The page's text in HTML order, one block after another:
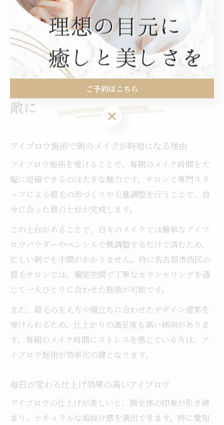
クが楽になった」といった体験談も寄せられており、プ
ロの技術とアドバイスが自信につながることが分かりま
す。
アイブロウ施術で毎日をもっと素
敵に
アイブロウ施術で朝のメイクが時短になる理由
アイブロウ施術を受けることで、毎朝のメイク時間を大
幅に短縮できるのは大きな魅力です。サロンで専門スタ
ッフによる眉毛の形づくりや毛量調整を行うことで、自
分に合った眉の土台が完成します。
この土台があることで、日々のメイクでは簡単なアイブ
ロウパウダーやペンシルで微調整するだけで済むため、
忙しい朝でも手間がかかりません。特に名古屋市西区の
眉毛サロンでは、個室空間で丁寧なカウンセリングを通
じて一人ひとりに合わせた施術が可能です。
また、眉毛の生え方や顔立ちに合わせたデザイン提案を
受けられるため、仕上がりの満足度も高い傾向がありま
す。毎朝のメイク時間にストレスを感じている方は、ア
イブロウ施術が効率化の鍵となります。
毎日が変わる仕上げ効果の高いアイブロウ
アイブロウの仕上げが美しいと、顔全体の印象が引き締
まり、ナチュラルな垢抜け感を演出できます。特に愛知
ご予約はこちら
ご予約はこちら